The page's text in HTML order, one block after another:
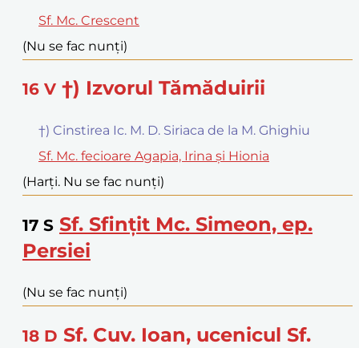
Sf. Mc. Crescent
(Nu se fac nunți)
16 V †) Izvorul Tămăduirii
†) Cinstirea Ic. M. D. Siriaca de la M. Ghighiu
Sf. Mc. fecioare Agapia, Irina și Hionia
(Harți. Nu se fac nunți)
17 S Sf. Sfințit Mc. Simeon, ep.
Persiei
(Nu se fac nunți)
18 D Sf. Cuv. Ioan, ucenicul Sf.